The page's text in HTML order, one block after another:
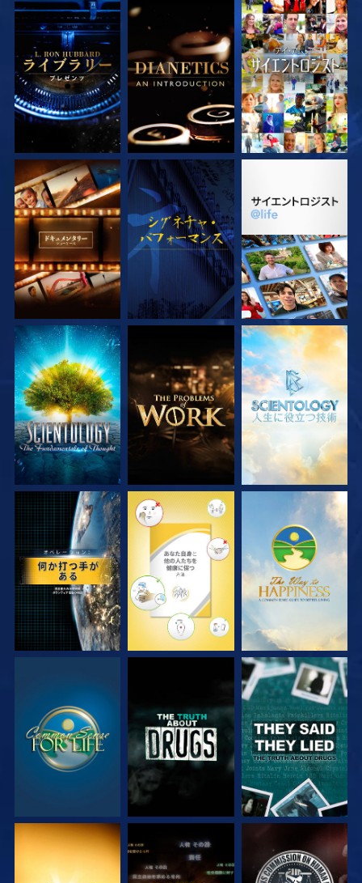
シリーズを探求 シリーズを探求 観る
シリーズを探求 観る シリーズを探求
シリーズを探求 シリーズを探求 シリーズを探求
観る 観る 観る
観る 観る 観る
観る 観る 観る